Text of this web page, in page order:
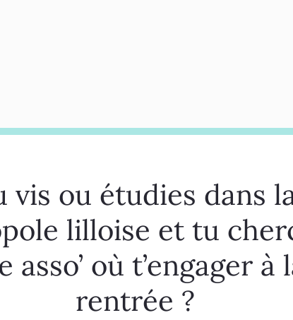
vis ou étudies dans
lilloise et tu
asso’ où t’engager à
rentrée ?